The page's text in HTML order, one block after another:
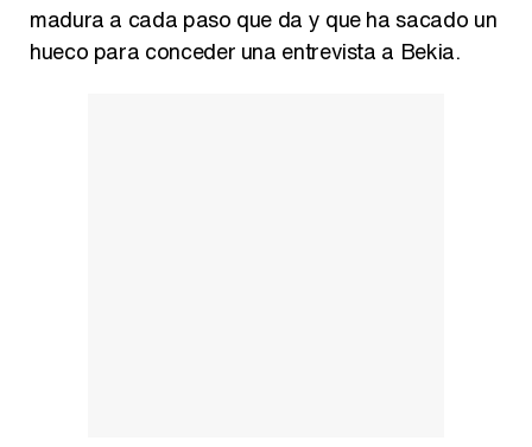
madura a cada paso que da y que ha sacado un
hueco para conceder una entrevista a Bekia.